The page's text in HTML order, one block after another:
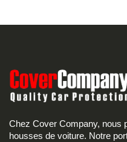
Chez Cover Company, nous
housses de voiture. Notre